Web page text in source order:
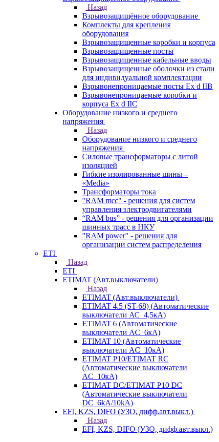
Назад
Взрывозащищённое оборудование
Комплекты для крепления
оборудования
Взрывозащищенные коробки и корпуса
Взрывозащищенные посты
Взрывозащищенные кабельные вводы
Взрывозащищенные оболочки из стали
для индивидуальной комплектации
Взрывонепроницаемые посты Ex d IIB
Взрывонепроницаемые коробки и
корпуса Ex d IIС
Оборудование низкого и среднего
напряжения
Назад
Оборудование низкого и среднего
напряжения
Силовые трансформаторы с литой
изоляцией
Гибкие изолированные шины –
«Media»
Трансформаторы тока
"RAM mcc" - решения для систем
управления электродвигателями
“RAM bus” - решения для организации
шинных трасс в НКУ
"RAM power" - решения для
организации систем распределения
ETI
Назад
ETI
ETIMAT (Авт.выключатели)
Назад
ETIMAT (Авт.выключатели)
ETIMAT 4.5 (ST-68) (Автоматические
выключатели АС_4,5кА)
ETIMAT 6 (Автоматические
выключатели AC_6кА)
ETIMAT 10 (Автоматические
выключатели AC_10кА)
ETIMAT P10/ETIMAT RC
(Автоматические выключатели
AC_10кА)
ETIMAT DC/ETIMAT P10 DC
(Автоматические выключатели
DC_6kA/10kA)
EFI, KZS, DIFO (УЗО, дифф.авт.выкл.)
Назад
EFI, KZS, DIFO (УЗО, дифф.авт.выкл.)